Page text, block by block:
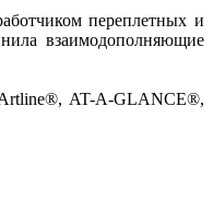
переплетных и
взаимодополняющие
Artline®, AT-A-GLANCE®,